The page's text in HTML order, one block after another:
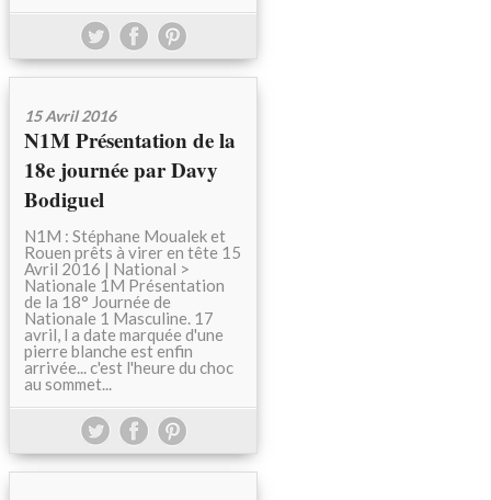
15 Avril 2016
N1M Présentation de la
18e journée par Davy
Bodiguel
N1M : Stéphane Moualek et
Rouen prêts à virer en tête 15
Avril 2016 | National >
Nationale 1M Présentation
de la 18° Journée de
Nationale 1 Masculine. 17
avril, l a date marquée d'une
pierre blanche est enfin
arrivée... c'est l'heure du choc
au sommet...